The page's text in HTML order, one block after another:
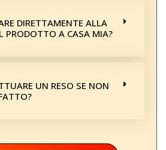
DIRETTAMENTE ALLA
PRODOTTO A CASA MIA?
UN RESO SE NON